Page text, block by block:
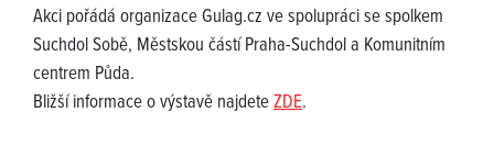
Akci pořádá organizace Gulag.cz ve spolupráci se spolkem
Suchdol Sobě, Městskou částí Praha-Suchdol a Komunitním
centrem Půda.
Bližší informace o výstavě najdeteZDE.